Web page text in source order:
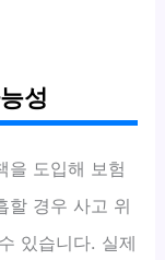
성
을 도입해 보험
할 경우 사고 위
있습니다. 실제